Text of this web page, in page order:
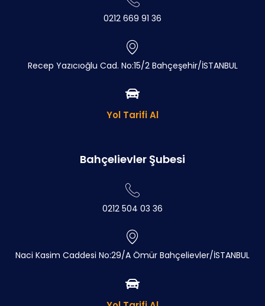
0212 669 91 36
Recep Yazıcıoğlu Cad. No:15/2 Bahçeşehir/İSTANBUL
Yol Tarifi Al
Bahçelievler Şubesi
0212 504 03 36
Naci Kasim Caddesi No:29/A Ömür Bahçelievler/İSTANBUL